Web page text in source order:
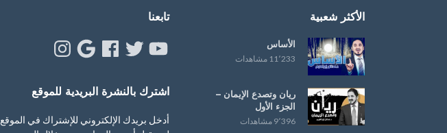
الأكثر شعبية
الأساس
11٬233 مشاهدات
ريان وتصدع الإيمان –
الجزء الأول
9٬396 مشاهدات
تابعنا
YouTube
Twitter
Facebook
Google
Instagram
اشترك بالنشرة البريدية للموقع
أدخل بريدك الإلكتروني للإشتراك في الموقع